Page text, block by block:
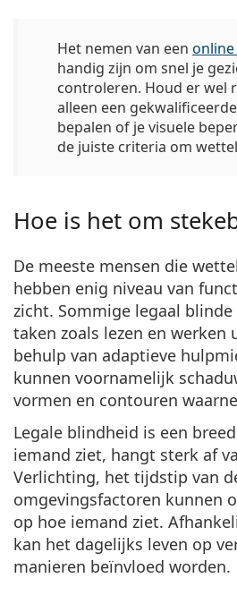
Het nemen van een
handig zijn om snel je
controleren. Houd er wel
alleen een
bepalen of je visuele
de juiste criteria om
Hoe is het om
De meeste mensen die
hebben enig niveau van
zicht. Sommige legaal
taken zoals lezen en werken
behulp van adaptieve
kunnen voornamelijk
vormen en contouren
Legale blindheid is een
iemand ziet, hangt sterk af
Verlichting, het tijdstip van
omgevingsfactoren kunnen
op hoe iemand ziet.
kan het dagelijks leven op
manieren beïnvloed worden.